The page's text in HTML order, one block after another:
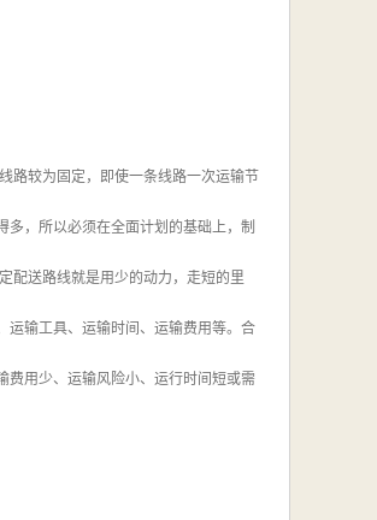
路较为固定，即使一条线路一次运输节
，所以必须在全面计划的基础上，制
配送路线就是用少的动力，走短的里
运输工具、运输时间、运输费用等。合
费用少、运输风险小、运行时间短或需